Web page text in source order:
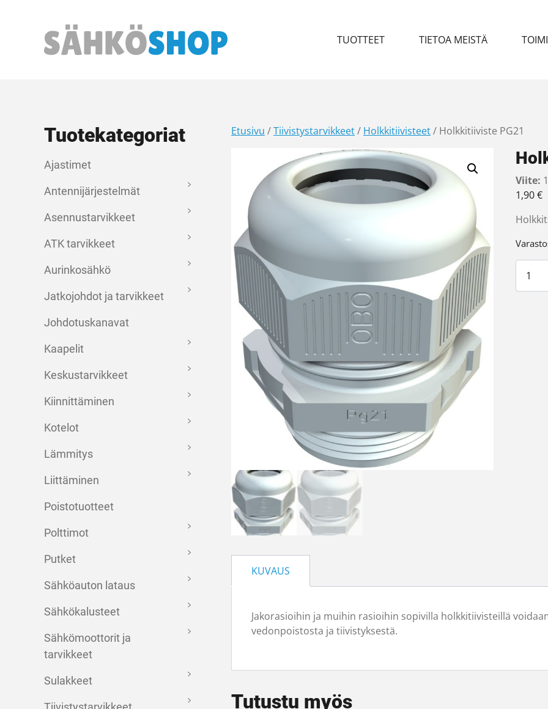
Päävalikko TUOTTEET TIETOA MEISTÄ
Tuotekategoriat
Ajastimet
Antennijärjestelmät
Asennustarvikkeet
ATK tarvikkeet
Aurinkosähkö
Jatkojohdot ja tarvikkeet
Johdotuskanavat
Kaapelit
Keskustarvikkeet
Kiinnittäminen
Kotelot
Lämmitys
Liittäminen
Poistotuotteet
Polttimot
Putket
Sähköauton lataus
Sähkökalusteet
Sähkömoottorit ja
tarvikkeet
Sulakkeet
Etusivu /Tiivistystarvikkeet/ Holkkitiivisteet/ Holkkitiiviste PG21
Viite:
1,90€
KUVAUS
Jakorasioihin ja muihin rasioihin sopivilla holkkitiivisteillä
vedonpoistosta ja tiivistyksestä.
Tutustu myös